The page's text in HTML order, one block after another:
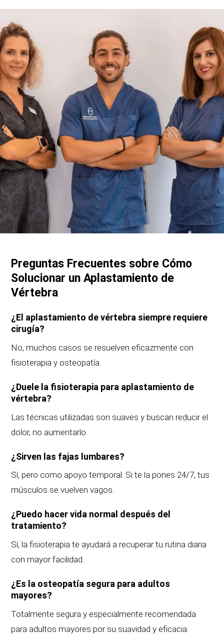
Preguntas Frecuentes sobre Cómo
Solucionar un Aplastamiento de
Vértebra
¿El aplastamiento de vértebra siempre requiere
cirugía?
No, muchos casos se resuelven eficazmente con
fisioterapia y osteopatía.
¿Duele la fisioterapia para aplastamiento de
vértebra?
Las técnicas utilizadas son suaves y buscan reducir el
dolor, no aumentarlo.
¿Sirven las fajas lumbares?
Sí, pero como apoyo temporal. Si te la pones 24/7, tus
músculos se vuelven vagos.
¿Puedo hacer vida normal después del
tratamiento?
Sí, la fisioterapia te ayudará a recuperar tu rutina diaria
con mayor facilidad.
¿Es la osteopatía segura para adultos
mayores?
Totalmente segura y especialmente recomendada
para adultos mayores por su suavidad y eficacia.